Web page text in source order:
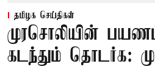
தமிழக செய்திகள்
முரசொலியின்
கடந்தும் தொடர்க: